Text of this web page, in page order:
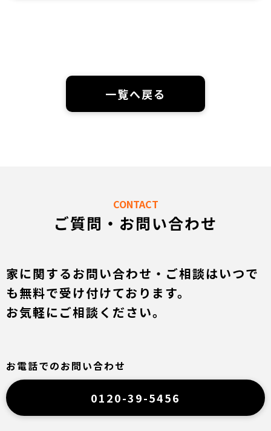
一覧へ戻る
CONTACT
ご質問・お問い合わせ
家に関するお問い合わせ・ご相談はいつで
も無料で受け付けております。
お気軽にご相談ください。
お電話でのお問い合わせ
0120-39-5456